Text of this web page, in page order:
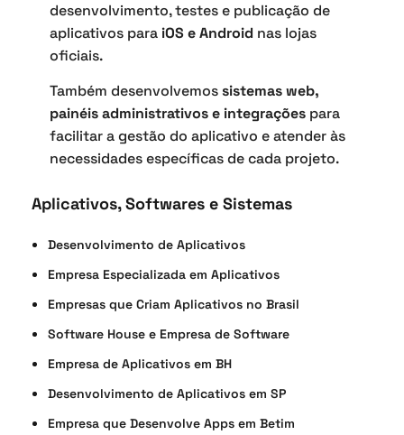
desenvolvimento, testes e publicação de
aplicativos para iOS e Android nas lojas
oficiais.
Também desenvolvemossistemas web,
painéis administrativos e integrações para
facilitar a gestão do aplicativo e atender às
necessidades específicas de cada projeto.
Aplicativos, Softwares e Sistemas
Desenvolvimento de Aplicativos
Empresa Especializada em Aplicativos
Empresas que Criam Aplicativos no Brasil
Software House e Empresa de Software
Empresa de Aplicativos em BH
Desenvolvimento de Aplicativos em SP
Empresa que Desenvolve Apps em Betim